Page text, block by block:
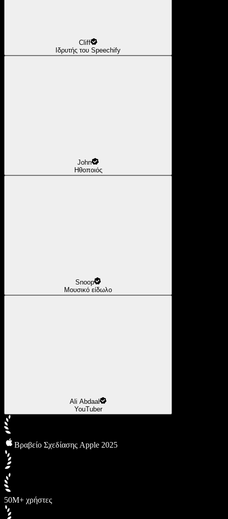
Cliff
Ιδρυτής του Speechify
John
Ηθοποιός
Snoop
Μουσικό είδωλο
Ali Abdaal
YouTuber
Βραβείο Σχεδίασης Apple 2025
50M+ χρήστες